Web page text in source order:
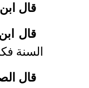
قال
قال
السنة
قال